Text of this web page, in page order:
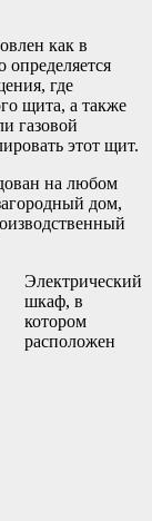
как в
где
щита, а также
газовой
этот щит.
на любом
дом,
Электрический
шкаф, в
котором
расположен